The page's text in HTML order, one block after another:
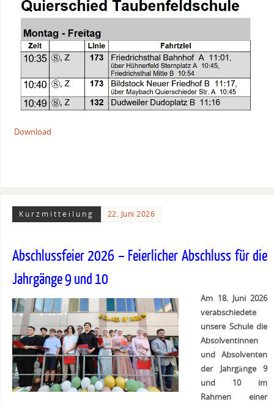
Download
Kurzmitteilung 22. Juni 2026
Abschlussfeier 2026 – Feierlicher Abschluss für die
Jahrgänge 9 und 10
Am 18. Juni 2026
verabschiedete
unsere Schule die
Absolventinnen
und Absolventen
der Jahrgänge 9
und 10 im
Rahmen einer